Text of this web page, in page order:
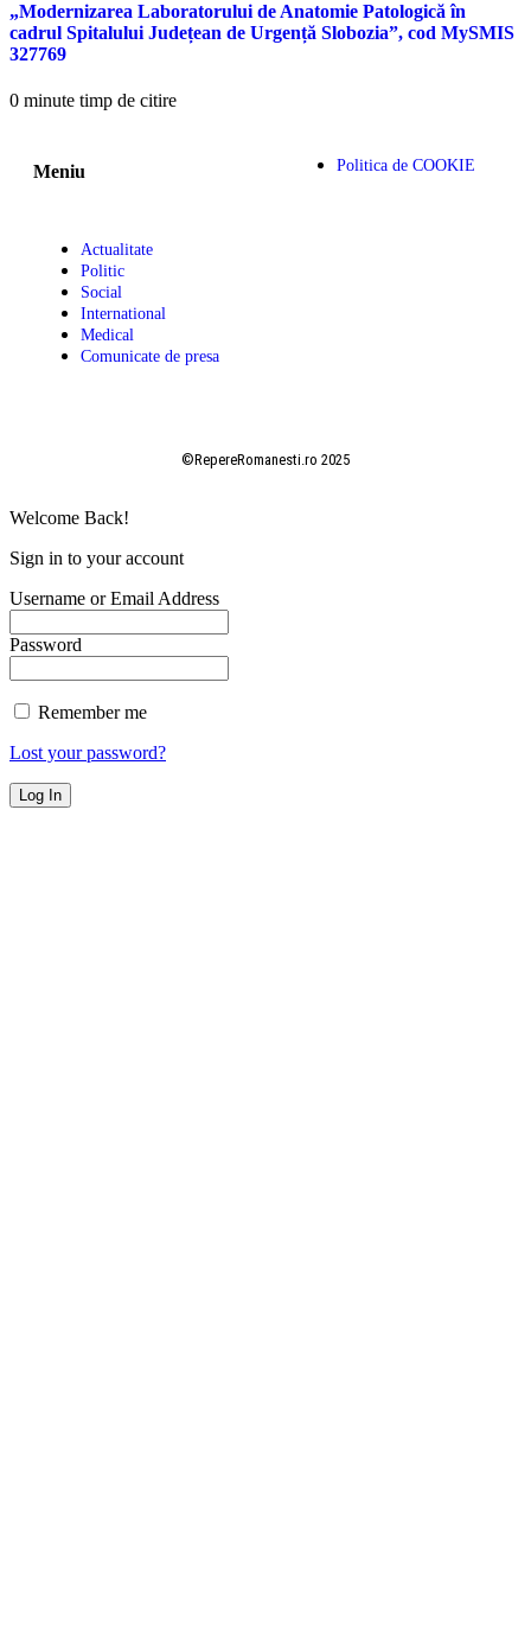
„Modernizarea Laboratorului de Anatomie Patologică în
cadrul Spitalului Județean de Urgență Slobozia”, cod MySMIS
327769
0 minute timp de citire
Meniu
Actualitate
Politic
Social
International
Medical
Comunicate de presa
Politica de COOKIE
©RepereRomanesti.ro 2025
Welcome Back!
Sign in to your account
Username or Email Address
Password
Remember me
Lost your password?